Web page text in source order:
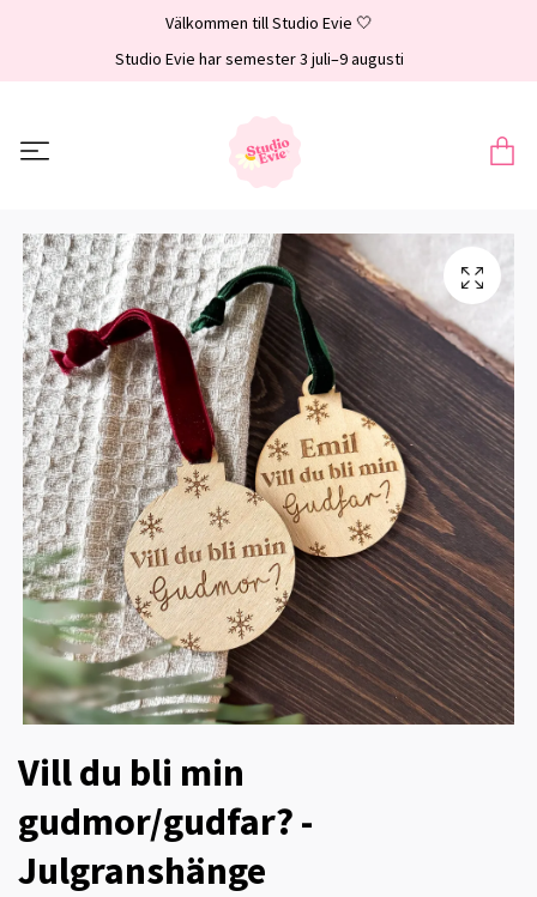
Välkommen till Studio Evie 🤍
Studio Evie har semester 3 juli–9 augusti
Vill du bli min
gudmor/gudfar? -
Julgranshänge